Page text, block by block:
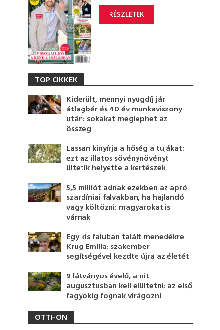
RÉSZLETEK
TOP CIKKEK
Kiderült, mennyi nyugdíj jár
átlagbér és 40 év munkaviszony
után: sokakat meglephet az
összeg
Lassan kinyírja a hőség a tujákat:
ezt az illatos sövénynövényt
ültetik helyette a kertészek
5,5 milliót adnak ezekben az apró
szardíniai falvakban, ha hajlandó
vagy költözni: magyarokat is
várnak
Egy kis faluban talált menedékre
Krug Emília: szakember
segítségével kezdte újra az életét
9 látványos évelő, amit
augusztusban kell elültetni: az első
fagyokig fognak virágozni
OTTHON